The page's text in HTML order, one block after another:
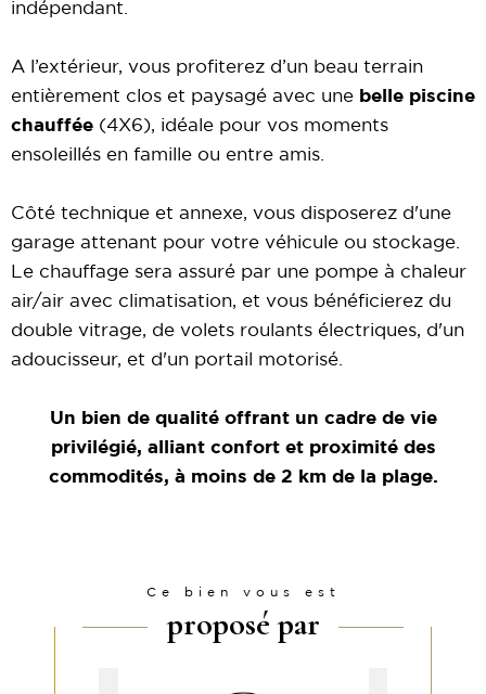
indépendant.
A l’extérieur, vous profiterez d’un beau terrain
entièrement clos et paysagé avec une belle piscine
chauffée (4X6), idéale pour vos moments
ensoleillés en famille ou entre amis.
Côté technique et annexe, vous disposerez d'une
garage attenant pour votre véhicule ou stockage.
Le chauffage sera assuré par une pompe à chaleur
air/air avec climatisation, et vous bénéficierez du
double vitrage, de volets roulants électriques, d'un
adoucisseur, et d'un portail motorisé.
Un bien de qualité offrant un cadre de vie
privilégié, alliant confort et proximité des
commodités, à moins de 2 km de la plage.
Ce bien vous est
proposé par